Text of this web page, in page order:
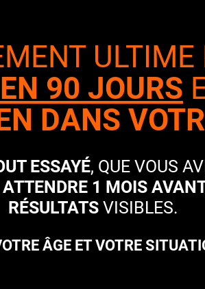
ULTIME
90 JOURS
DANS
ESSAYÉ, QUE VOUS
1 MOIS
RÉSULTATSVISIBLES.
ÂGE ET VOTRE